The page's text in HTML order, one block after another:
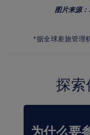
图片来源：
*据全球差旅管理
探索
Breakbulk